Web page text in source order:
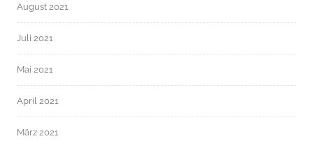
August 2021
Juli 2021
Mai 2021
April 2021
März 2021